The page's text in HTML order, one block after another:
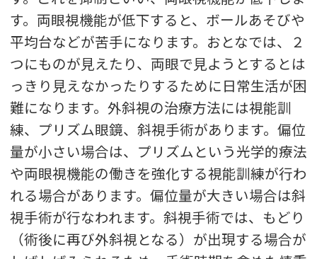
す。両眼視機能が低下すると、ボールあそびや
平均台などが苦手になります。おとなでは、２
つにものが見えたり、両眼で見ようとするとは
っきり見えなかったりするために日常生活が困
難になります。外斜視の治療方法には視能訓
練、プリズム眼鏡、斜視手術があります。偏位
量が小さい場合は、プリズムという光学的療法
や両眼視機能の働きを強化する視能訓練が行わ
れる場合があります。偏位量が大きい場合は斜
視手術が行なわれます。斜視手術では、もどり
（術後に再び外斜視となる）が出現する場合が